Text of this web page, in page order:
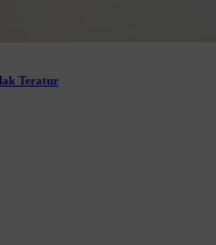
Teratur